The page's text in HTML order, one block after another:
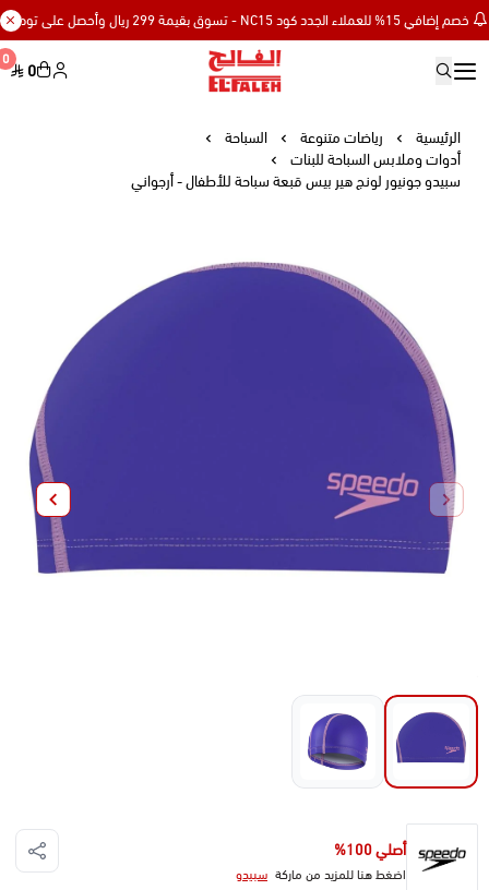
خصم إضافي 15% للعملاء الجدد كود NC15 - تسوق بقيمة 299 ريال وأحصل على توصيل مجاني
0 0
الرئيسية رياضات متنوعة
السباحة
أدوات وملابس السباحة للبنات
سبيدو جونيور لونج هير بيس قبعة سباحة للأطفال - أرجواني
أصلي 100%
اضغط هنا للمزيد من ماركة سبيدو